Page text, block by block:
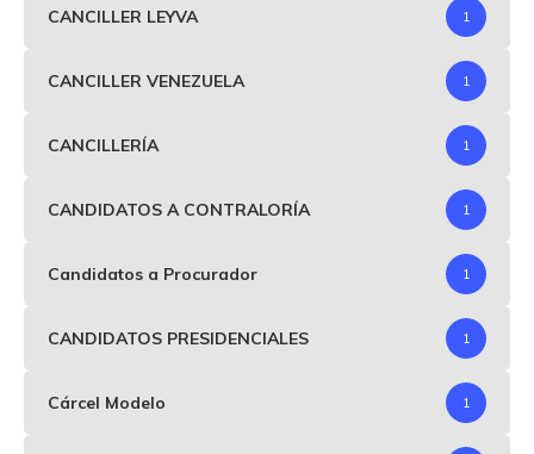
CANCILLER LEYVA 1
CANCILLER VENEZUELA 1
CANCILLERÍA 1
CANDIDATOS A CONTRALORÍA 1
Candidatos a Procurador 1
CANDIDATOS PRESIDENCIALES 1
Cárcel Modelo 1